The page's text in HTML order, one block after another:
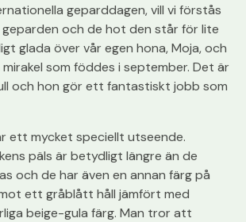
geparddagen, vill vi förstås
geparden och de hot den står för lite
glada över vår egen hona, Moja, och
som föddes i september. Det är
och hon gör ett fantastiskt jobb som
ett mycket speciellt utseende.
päls är betydligt längre än de
och de har även en annan färg på
ett gråblått håll jämfört med
beige-gula färg. Man tror att